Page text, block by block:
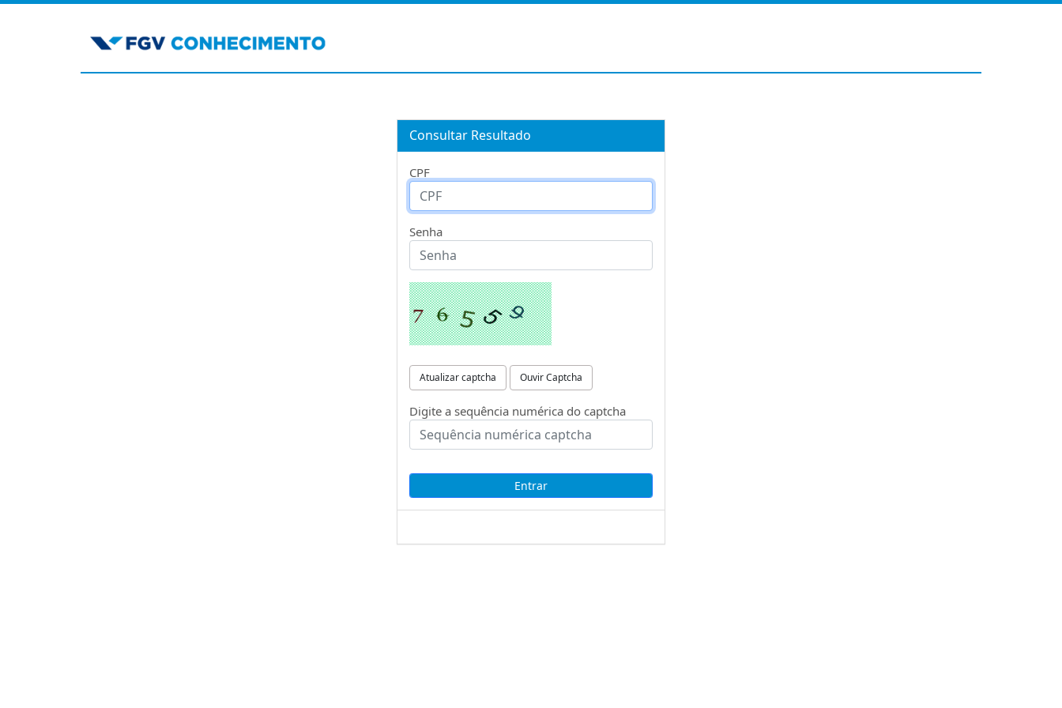
Consultar Resultado
CPF
Senha
Atualizar captcha Ouvir Captcha
Digite a sequência numérica do captcha